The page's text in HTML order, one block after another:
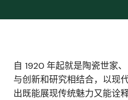
自 1920 年起就是陶瓷世家、
与创新和研究相结合，以现
出既能展现传统魅力又能诠